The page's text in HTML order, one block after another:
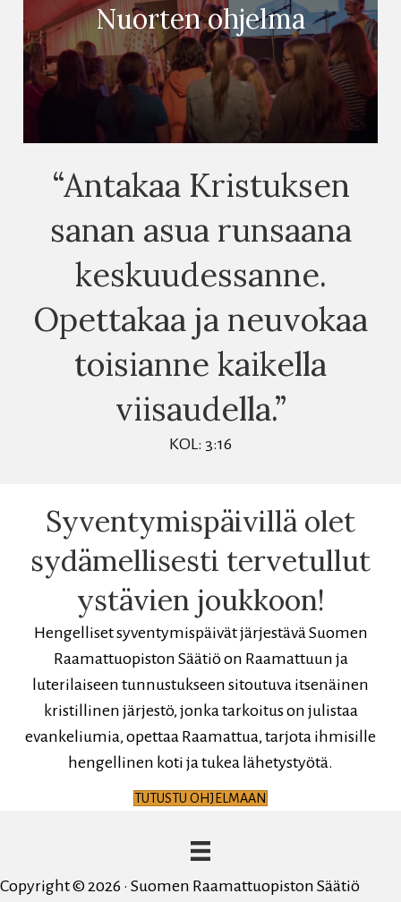
Nuorten ohjelma
“Antakaa Kristuksen
sanan asua runsaana
keskuudessanne.
Opettakaa ja neuvokaa
toisianne kaikella
viisaudella.”
KOL: 3:16
Syventymispäivillä olet
sydämellisesti tervetullut
ystävien joukkoon!
Hengelliset syventymispäivät järjestävä Suomen
Raamattuopiston Säätiö on Raamattuun ja
luterilaiseen tunnustukseen sitoutuva itsenäinen
kristillinen järjestö, jonka tarkoitus on julistaa
evankeliumia, opettaa Raamattua, tarjota ihmisille
hengellinen koti ja tukea lähetystyötä.
TUTUSTU OHJELMAAN
Copyright © 2026 · Suomen Raamattuopiston Säätiö